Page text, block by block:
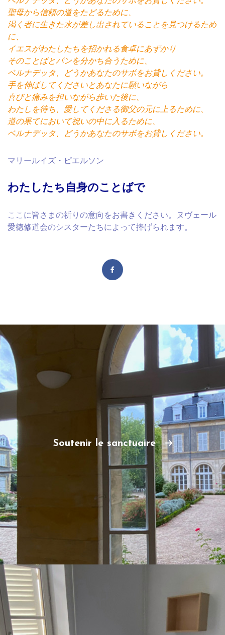
聖母から信頼の道をたどるために、
渇く者に生きた水が差し出されていることを見つけるため
に、
イエスがわたしたちを招かれる食卓にあずかり
そのことばとパンを分かち合うために、
ベルナデッタ、どうかあなたのサボをお貸しください。
手を伸ばしてくださいとあなたに願いながら
喜びと痛みを担いながら歩いた後に、
わたしを待ち、愛してくださる御父の元に上るために、
道の果てにおいて祝いの中に入るために、
ベルナデッタ、どうかあなたのサボをお貸しください。
マリールイズ・ピエルソン
わたしたち自身のことばで
ここに皆さまの祈りの意向をお書きください。ヌヴェール
愛徳修道会のシスターたちによって捧げられます。
Soutenir le sanctuaire